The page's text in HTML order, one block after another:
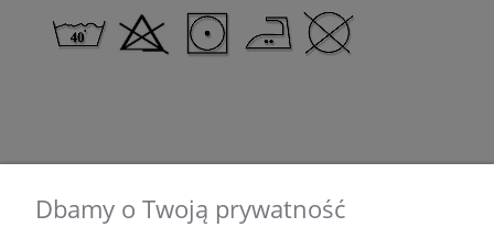
Dbamy o Twoją prywatność